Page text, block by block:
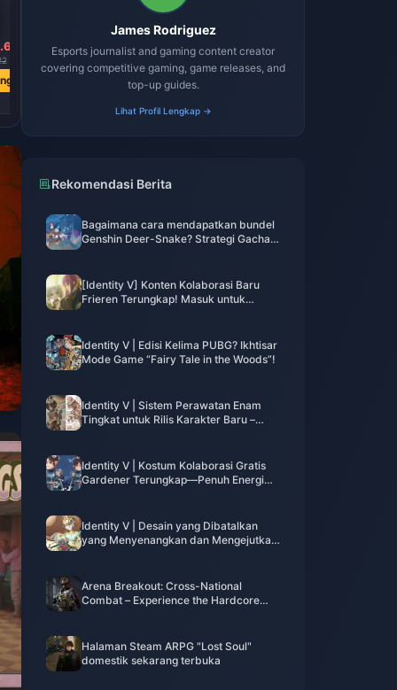
Rp 955587.53
Rp 1211892.97
Rp
2389244.43
Rp 3029916.17
Beli Sekarang
Rp 4778672.58
James Rodriguez
Esports journalist and gaming content creator
covering competitive gaming, game releases, and
top-up guides.
Lihat Profil Lengkap →
Rekomendasi Berita
Bagaimana cara mendapatkan bundel
Genshin Deer-Snake? Strategi Gacha
[Identity V] Konten Kolaborasi Baru
Frieren Terungkap! Masuk untuk
Identity V | Edisi Kelima PUBG? Ikhtisar
Mode Game “Fairy Tale in the Woods”!
Identity V | Sistem Perawatan Enam
Tingkat untuk Rilis Karakter Baru –
Identity V | Kostum Kolaborasi Gratis
Gardener Terungkap—Penuh Energi
Identity V | Desain yang Dibatalkan
yang Menyenangkan dan Mengejutkan
Arena Breakout: Cross-National
Combat – Experience the Hardcore
Halaman Steam ARPG "Lost Soul"
domestik sekarang terbuka